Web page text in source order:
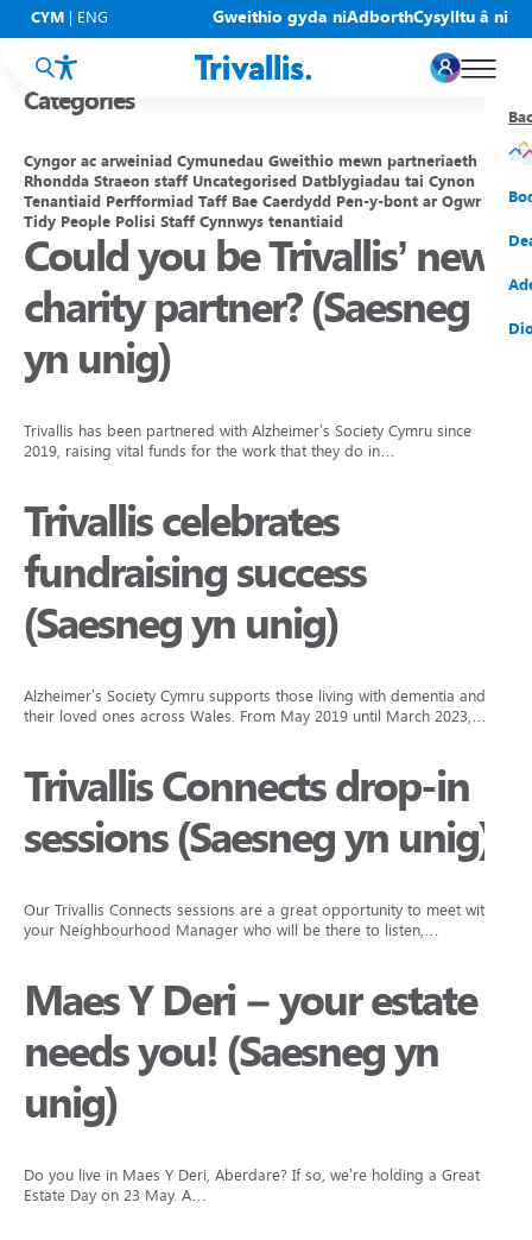
CYM ENG Gweithio gyda niAdborthCysylltu â ni
Blogs
Categories
Cyngor ac arweiniad Cymunedau Gweithio mewn partneriaeth
Rhondda Straeon staff Uncategorised Datblygiadau tai Cynon
Tenantiaid Perfformiad Taff Bae Caerdydd Pen-y-bont ar Ogwr
Tidy People Polisi Staff Cynnwys tenantiaid
Could you be Trivallis’ new
charity partner? (Saesneg
yn unig)
Trivallis has been partnered with Alzheimer’s Society Cymru since
2019, raising vital funds for the work that they do in…
Trivallis celebrates
fundraising success
(Saesneg yn unig)
Alzheimer’s Society Cymru supports those living with dementia and
their loved ones across Wales. From May 2019 until March 2023,…
Trivallis Connects drop-in
sessions (Saesneg yn unig)
Our Trivallis Connects sessions are a great opportunity to meet with
your Neighbourhood Manager who will be there to listen,…
Maes Y Deri – your estate
needs you! (Saesneg yn
unig)
Do you live in Maes Y Deri, Aberdare? If so, we’re holding a Great
Estate Day on 23 May. A…